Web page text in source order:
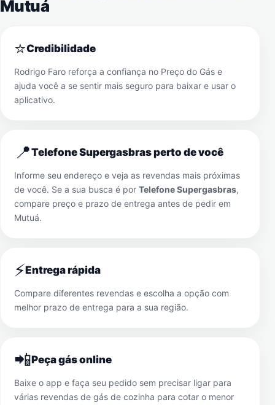
Mutuá
⭐Credibilidade
Rodrigo Faro reforça a confiança no Preço do Gás e
ajuda você a se sentir mais seguro para baixar e usar o
aplicativo.
📍Telefone Supergasbras perto de você
Informe seu endereço e veja as revendas mais próximas
de você. Se a sua busca é por Telefone Supergasbras,
compare preço e prazo de entrega antes de pedir em
Mutuá.
⚡Entrega rápida
Compare diferentes revendas e escolha a opção com
melhor prazo de entrega para a sua região.
📲Peça gás online
Baixe o app e faça seu pedido sem precisar ligar para
várias revendas de gás de cozinha para cotar o menor